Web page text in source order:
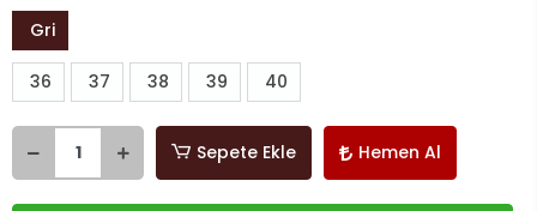
Gri
36 37 38 39 40
Sepete Ekle Hemen Al